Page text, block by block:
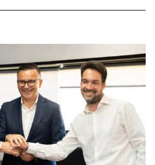
DJ francés Kavinsky, autor